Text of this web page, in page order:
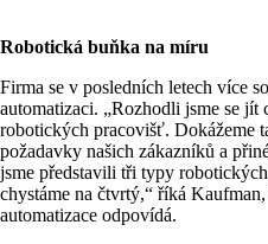
Robotická buňka na míru
Firma se v posledních letech více
automatizaci. „Rozhodli jsme se jít
robotických pracovišť. Dokážeme
požadavky našich zákazníků a
jsme představili tři typy
chystáme na čtvrtý,“ říká
automatizace odpovídá.